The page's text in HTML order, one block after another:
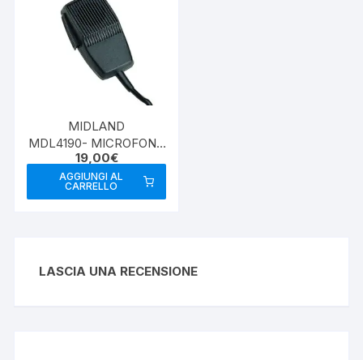
MIDLAND
MDL4190- MICROFONO
CB a 4 POLI
19,00€
AGGIUNGI AL
CARRELLO
LASCIA UNA RECENSIONE